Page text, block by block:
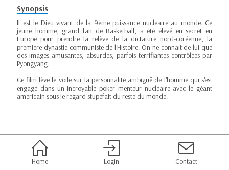
Synopsis
Il est le Dieu vivant de la 9ème puissance nucléaire au monde. Ce
jeune homme, grand fan de Basketball, a été élevé en secret en
Europe pour prendre la relève de la dictature nord-coréenne, la
première dynastie communiste de l'Histoire. On ne connait de lui que
des images amusantes, absurdes, parfois terrifiantes contrôlées par
Pyongyang.
Ce film lève le voile sur la personnalité ambiguë de l'homme qui s'est
engagé dans un incroyable poker menteur nucléaire avec le géant
américain sous le regard stupéfait du reste du monde.
Home Login Contact